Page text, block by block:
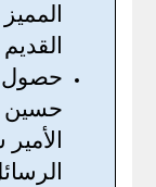
القديم
حصول
حسين